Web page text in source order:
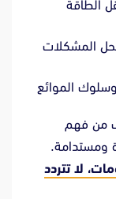
الطاقة
المشكلات
وسلوك الموائع
من فهم
ومستدامة.
لا تتردد